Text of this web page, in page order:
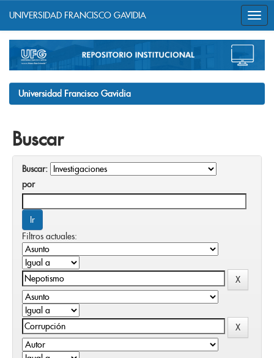
navigation
UNIVERSIDAD FRANCISCO GAVIDIA
Universidad Francisco Gavidia
Buscar
Buscar:
por
Filtros actuales: